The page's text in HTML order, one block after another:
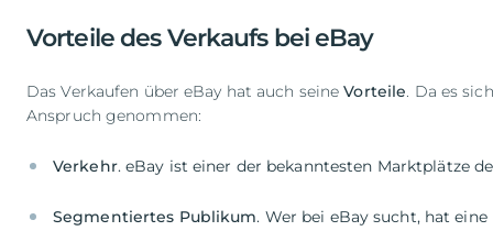
Vorteile des Verkaufs bei eBay
Das Verkaufen über eBay hat auch seineVorteile. Da es
Anspruch genommen:
Verkehr
Segmentiertes Publikum